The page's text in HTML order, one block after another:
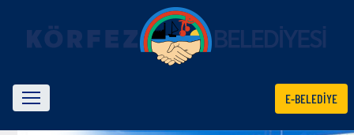
E-BELEDİYE